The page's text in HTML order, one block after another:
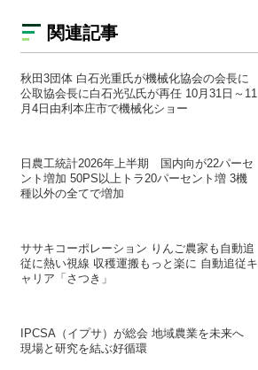
関連記事
秋田3団体 白石光重氏が機械化協会の会長に
公取協会長に白石光弘氏が再任 10月31日～11
月4日由利本庄市で機械化ショー
日農工統計2026年上半期 国内向が22パーセ
ント増加 50PS以上トラ20パーセント増 3機
種以外の全てで増加
ササキコーポレーション りんご農家も自動追
従に熱い視線 収穫運搬もっと楽に 自動追従キ
ャリア「さつき」
IPCSA（イプサ）が総会 地域農業を未来へ
現場と研究を結ぶ好循環